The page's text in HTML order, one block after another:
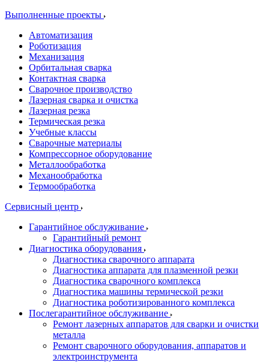
Выполненные проекты
Автоматизация
Роботизация
Механизация
Орбитальная сварка
Контактная сварка
Сварочное производство
Лазерная сварка и очистка
Лазерная резка
Термическая резка
Учебные классы
Сварочные материалы
Компрессорное оборудование
Металлообработка
Механообработка
Термообработка
Сервисный центр
Гарантийное обслуживание
Гарантийный ремонт
Диагностика оборудования
Диагностика сварочного аппарата
Диагностика аппарата для плазменной резки
Диагностика сварочного комплекса
Диагностика машины термической резки
Диагностика роботизированного комплекса
Послегарантийное обслуживание
Ремонт лазерных аппаратов для сварки и очистки
металла
Ремонт сварочного оборудования, аппаратов и
электроинструмента